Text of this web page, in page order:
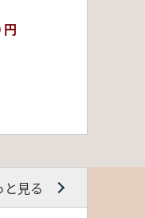
円
と見る